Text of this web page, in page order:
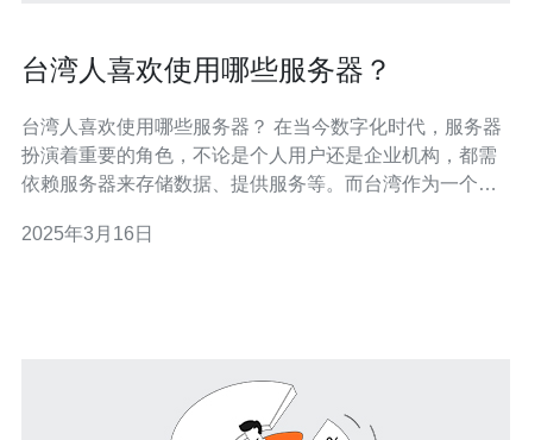
台湾人喜欢使用哪些服务器？
台湾人喜欢使用哪些服务器？ 在当今数字化时代，服务器
扮演着重要的角色，不论是个人用户还是企业机构，都需
依赖服务器来存储数据、提供服务等。而台湾作为一个发
服务器时注重性能和稳定性。下面将介绍台湾人喜欢使用
2025年3月16日